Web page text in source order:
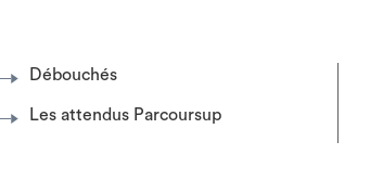
Débouchés
Les attendus Parcoursup